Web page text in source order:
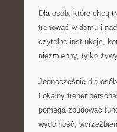
Dla osób, które chcą
trenować w domu i
czytelne instrukcje,
niezmienny, tylko
Jednocześnie dla
Lokalny trener
pomaga zbudować
wydolność,